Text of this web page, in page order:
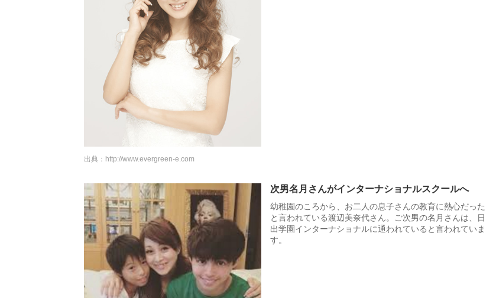
出典： http://www.evergreen-e.com
次男名月さんがインターナショナルスクールへ
幼稚園のころから、お二人の息子さんの教育に熱心だった
と言われている渡辺美奈代さん。ご次男の名月さんは、日
出学園インターナショナルに通われていると言われていま
す。